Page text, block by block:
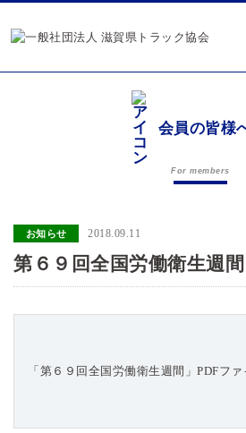
会員の皆様
For members
お知らせ 2018.09.11
第６９回全国労働衛生週間
「第６９回全国労働衛生週間」PDFファ